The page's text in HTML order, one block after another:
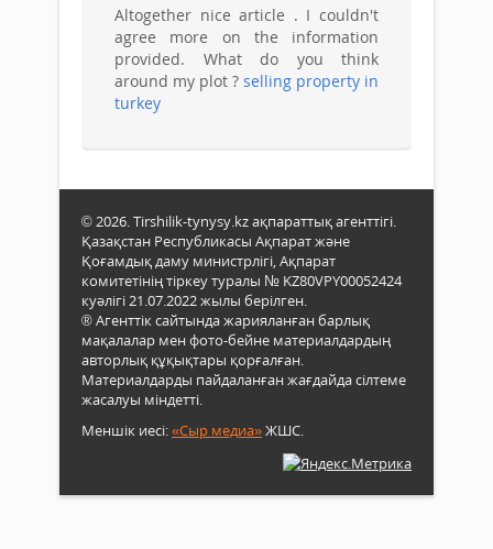
Altogether nice article . I couldn't
agree more on the information
provided. What do you think
around my plot ? selling property in
turkey
© 2026. Tirshilik-tynysy.kz ақпараттық агенттігі.
Қазақстан Республикасы Ақпарат және
Қоғамдық даму министрлігі, Ақпарат
комитетінің тіркеу туралы № KZ80VPY00052424
куәлігі 21.07.2022 жылы берілген.
® Агенттік сайтында жарияланған барлық
мақалалар мен фото-бейне материалдардың
авторлық құқықтары қорғалған.
Материалдарды пайдаланған жағдайда сілтеме
жасалуы міндетті.
Меншік иесі:«Сыр медиа»ЖШС.